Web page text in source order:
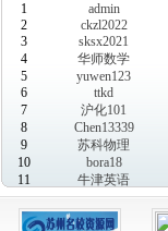
1
admin
2
ckzl2022
3
sksx2021
4
华师数学
5
yuwen123
6
ttkd
7
沪化101
8
Chen13339
9
苏科物理
10
bora18
11
牛津英语